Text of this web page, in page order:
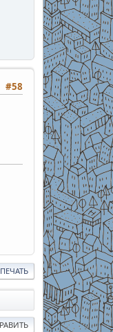
#58
ПЕЧАТЬ